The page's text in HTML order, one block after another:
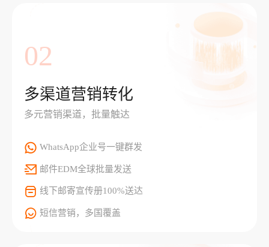
02
多渠道营销转化
多元营销渠道，批量触达
WhatsApp企业号一键群发
邮件EDM全球批量发送
线下邮寄宣传册100%送达
短信营销，多国覆盖